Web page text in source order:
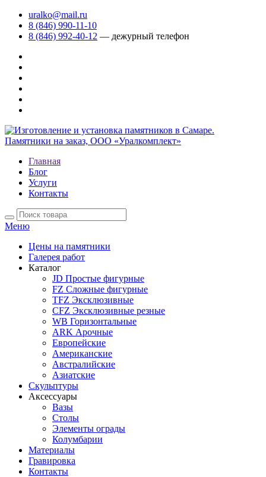
uralko@mail.ru
8 (846) 990-11-10
8 (846) 992-40-12 — дежурный телефон
Главная
Блог
Услуги
Контакты
Меню
Цены на памятники
Галерея работ
Каталог
JD Простые фигурные
FZ Сложные фигурные
TFZ Эксклюзивные
CFZ Эксклюзивные резные
WB Горизонтальные
ARK Арочные
Европейские
Американские
Австралийские
Азиатские
Скульптуры
Аксессуары
Вазы
Столы
Элементы ограды
Колумбарии
Материалы
Гравировка
Контакты